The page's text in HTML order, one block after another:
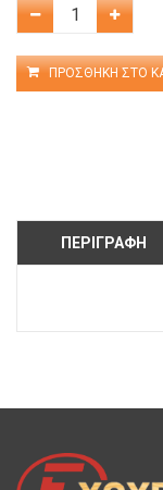
ΠΕΡΙΓΡΑΦΉ